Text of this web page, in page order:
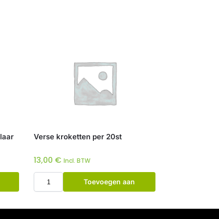
Verse kroketten per 20st
13,00 € Incl. BTW
Toevoegen aan